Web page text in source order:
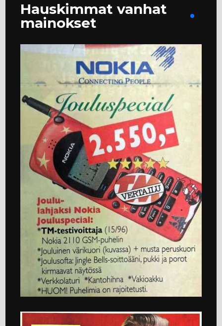
Hauskimmat vanhat
mainokset